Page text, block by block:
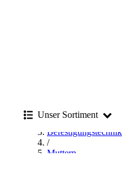
Unser Sortiment
Startseite
/
Befestigungstechnik
/
Muttern